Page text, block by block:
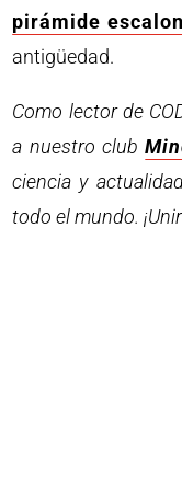
pirámide
antigüedad.
Como lector de
a nuestro club
ciencia y
todo el mundo.